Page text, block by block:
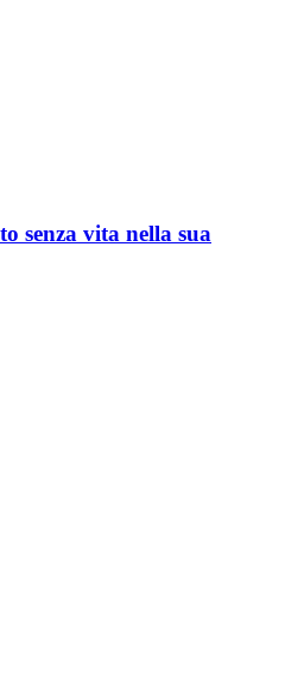
senza vita nella sua